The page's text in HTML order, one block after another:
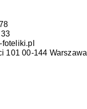
101 00-144 Warszawa